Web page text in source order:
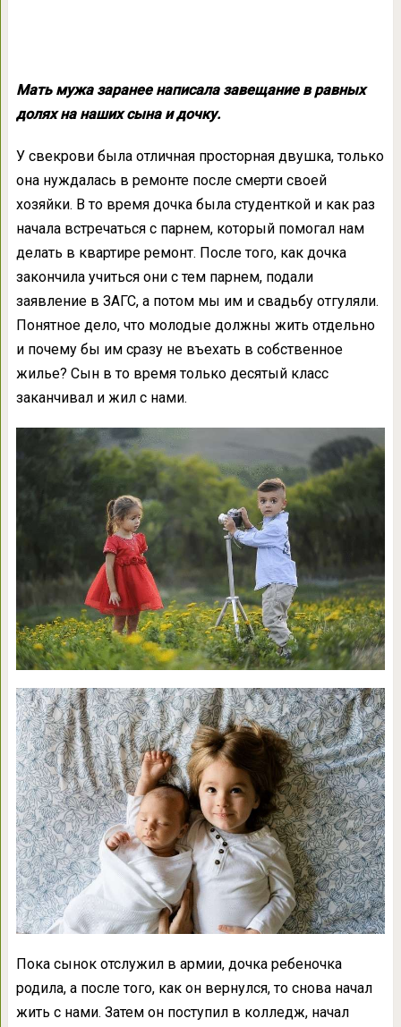
Мать мужа заранее написала завещание в равных
долях на наших сына и дочку.
У свекрови была отличная просторная двушка, только
она нуждалась в ремонте после смерти своей
хозяйки. В то время дочка была студенткой и как раз
начала встречаться с парнем, который помогал нам
делать в квартире ремонт. После того, как дочка
закончила учиться они с тем парнем, подали
заявление в ЗАГС, а потом мы им и свадьбу отгуляли.
Понятное дело, что молодые должны жить отдельно
и почему бы им сразу не въехать в собственное
жилье? Сын в то время только десятый класс
заканчивал и жил с нами.
Пока сынок отслужил в армии, дочка ребеночка
родила, а после того, как он вернулся, то снова начал
жить с нами. Затем он поступил в колледж, начал